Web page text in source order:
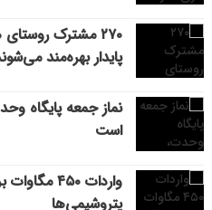
۲۷۰ مشترک
پایدار بهره‌مند
نماز جمعه پایگاه
است
واردات ۴۵۰
پتروشیمی‌ها